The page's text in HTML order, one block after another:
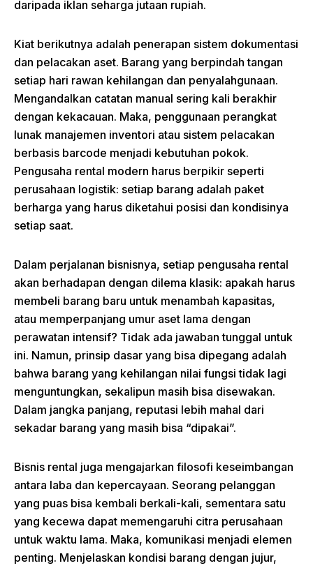
daripada iklan seharga jutaan rupiah.
Kiat berikutnya adalah penerapan sistem dokumentasi
dan pelacakan aset. Barang yang berpindah tangan
setiap hari rawan kehilangan dan penyalahgunaan.
Mengandalkan catatan manual sering kali berakhir
dengan kekacauan. Maka, penggunaan perangkat
lunak manajemen inventori atau sistem pelacakan
berbasis barcode menjadi kebutuhan pokok.
Pengusaha rental modern harus berpikir seperti
perusahaan logistik: setiap barang adalah paket
berharga yang harus diketahui posisi dan kondisinya
setiap saat.
Dalam perjalanan bisnisnya, setiap pengusaha rental
akan berhadapan dengan dilema klasik: apakah harus
membeli barang baru untuk menambah kapasitas,
atau memperpanjang umur aset lama dengan
perawatan intensif? Tidak ada jawaban tunggal untuk
ini. Namun, prinsip dasar yang bisa dipegang adalah
bahwa barang yang kehilangan nilai fungsi tidak lagi
menguntungkan, sekalipun masih bisa disewakan.
Dalam jangka panjang, reputasi lebih mahal dari
sekadar barang yang masih bisa “dipakai”.
Bisnis rental juga mengajarkan filosofi keseimbangan
antara laba dan kepercayaan. Seorang pelanggan
yang puas bisa kembali berkali-kali, sementara satu
yang kecewa dapat memengaruhi citra perusahaan
untuk waktu lama. Maka, komunikasi menjadi elemen
penting. Menjelaskan kondisi barang dengan jujur,